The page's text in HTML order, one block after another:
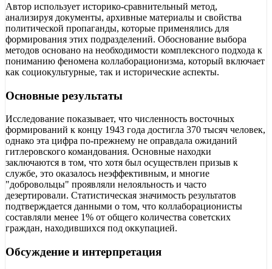
Автор использует историко-сравнительный метод,
анализируя документы, архивные материалы и свойства
политической пропаганды, которые применялись для
формирования этих подразделений. Обоснование выбора
методов основано на необходимости комплексного подхода к
пониманию феномена коллаборационизма, который включает
как социокультурные, так и исторические аспекты.
Основные результаты
Исследование показывает, что численность восточных
формирований к концу 1943 года достигла 370 тысяч человек,
однако эта цифра по-прежнему не оправдала ожиданий
гитлеровского командования. Основные находки
заключаются в том, что хотя был осуществлен призыв к
службе, это оказалось неэффективным, и многие
"добровольцы" проявляли нелояльность и часто
дезертировали. Статистическая значимость результатов
подтверждается данными о том, что коллаборационисты
составляли менее 1% от общего количества советских
граждан, находившихся под оккупацией.
Обсуждение и интерпретация